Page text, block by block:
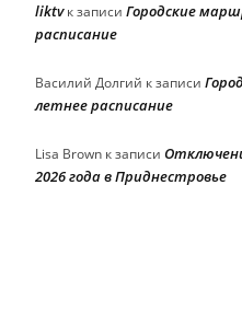
liktvк записи Городские
расписание
Василий Долгий к записи
летнее расписание
Lisa Brown к записи
2026 года в Приднестровье